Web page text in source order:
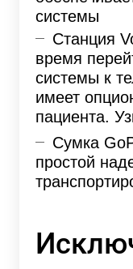
системы
Станция
время
системы к
имеет
пациента.
Сумка
простой